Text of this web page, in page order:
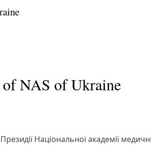
NAS of Ukraine
Національної академії